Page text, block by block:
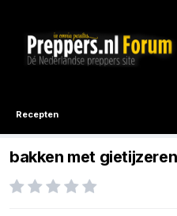
Recepten
bakken met